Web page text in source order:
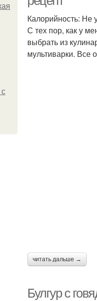
Калорийность: Не
С тех пор, как у
выбрать из
мультиварки. Все
читать дальше →
Булгур с